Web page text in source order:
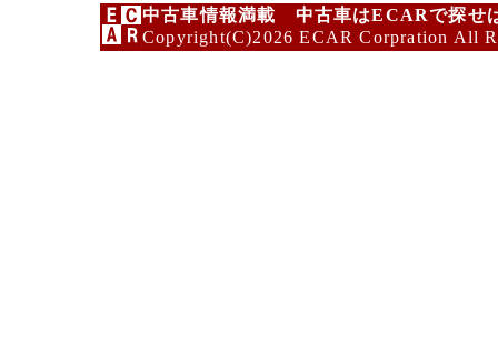
中古車情報満載 中古車はECARで探せ
Copyright(C)2026 ECAR Corpration All